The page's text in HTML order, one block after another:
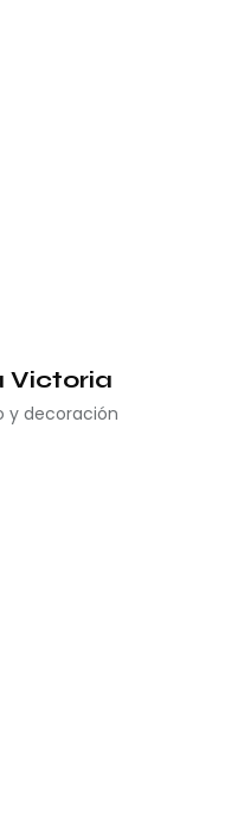
Victoria
y decoración